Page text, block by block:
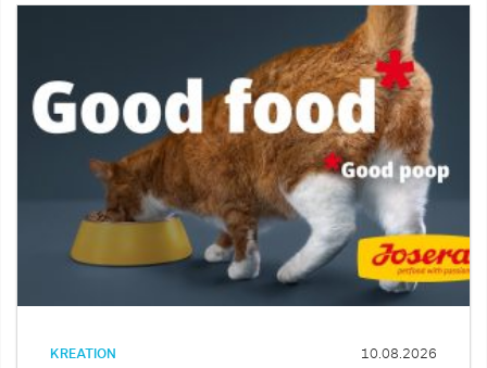
KREATION 10.08.2026